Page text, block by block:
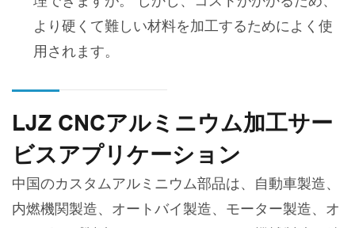
より硬くて難しい材料を加工するためによく使
用されます。
LJZ CNCアルミニウム加工サー
ビスアプリケーション
中国のカスタムアルミニウム部品は、自動車製造、
内燃機関製造、オートバイ製造、モーター製造、オ